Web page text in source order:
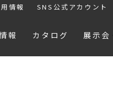
情報 SNS公式アカウント
報 カタログ 展示会